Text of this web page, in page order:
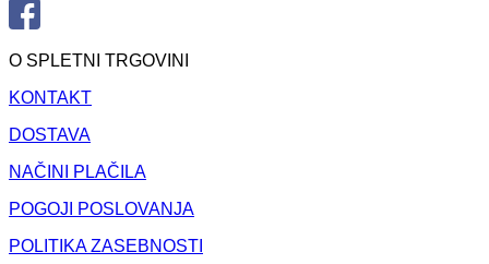
O SPLETNI TRGOVINI
KONTAKT
DOSTAVA
NAČINI PLAČILA
POGOJI POSLOVANJA
POLITIKA ZASEBNOSTI